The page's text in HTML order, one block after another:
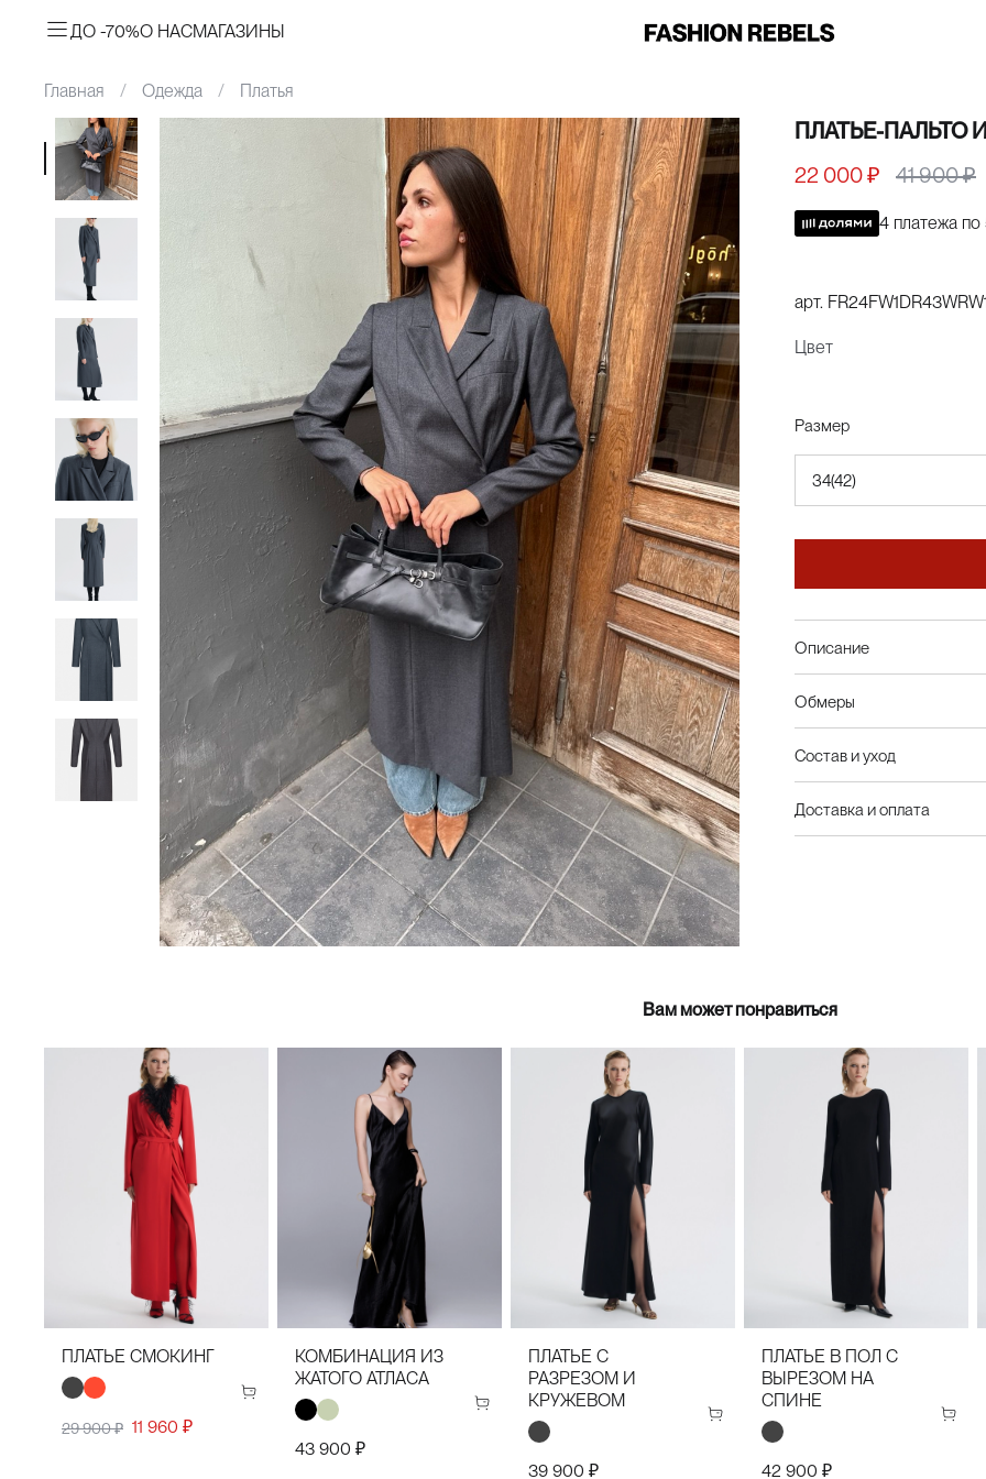
ДО -70%О НАСМАГАЗИНЫ
Главная Одежда Платья
ПЛАТЬЕ-ПАЛЬТО
Цвет
Размер
34(42)
22 000 ₽ 41 900 ₽
4 платежа по
арт.
Описание
Обмеры
Состав и уход
Доставка и оплата
Вам может понравиться
36(44)38(46)
42(50)44(52)
ПЛАТЬЕ СМОКИНГ
29 900 ₽ 11 960 ₽
36(44) 38(46)
42(50)44(52)
КОМБИНАЦИЯ ИЗ
ЖАТОГО АТЛАСА
43 900 ₽
36(44)38(46)
42(50)44(52)
ПЛАТЬЕ С
РАЗРЕЗОМ И
КРУЖЕВОМ
39 900 ₽
36(44)38(46)
42(50)44(52)
ПЛАТЬЕ В ПОЛ С
ВЫРЕЗОМ НА
СПИНЕ
42 900 ₽